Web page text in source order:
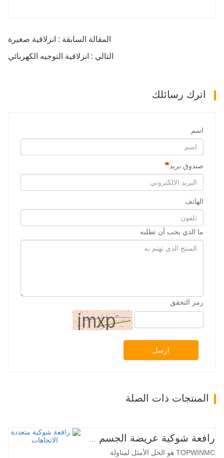
المقالة السابقة : انزلاقية صغيرة
التالي : انزلاقية التوجيه الكهربائي
اترك رسائلك
اسم
صندوق بريد
الهاتف
ما الذي يجب أن تطلبه
رمز التحقق
ارسل
المنتجات ذات الصلة
TOPWINMC هو الحل الأمثل لمناولة